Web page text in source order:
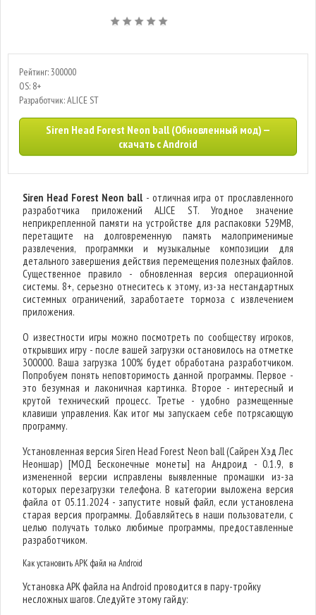
Рейтинг: 300000
OS: 8+
Разработчик: ALICE ST
Siren Head Forest Neon ball (Обновленный мод) —
скачать с Android
Siren Head Forest Neon ball - отличная игра от прославленного
разработчика приложений ALICE ST. Угодное значение
неприкрепленной памяти на устройстве для распаковки 529MB,
перетащите на долговременную память малоприменимые
развлечения, программки и музыкальные композиции для
детального завершения действия перемещения полезных файлов.
Существенное правило - обновленная версия операционной
системы. 8+, серьезно отнеситесь к этому, из-за нестандартных
системных ограничений, заработаете тормоза с извлечением
приложения.
О известности игры можно посмотреть по сообществу игроков,
открывших игру - после вашей загрузки остановилось на отметке
300000. Ваша загрузка 100% будет обработана разработчиком.
Попробуем понять неповторимость данной программы. Первое -
это безумная и лаконичная картинка. Второе - интересный и
крутой технический процесс. Третье - удобно размещенные
клавиши управления. Как итог мы запускаем себе потрясающую
программу.
Установленная версия Siren Head Forest Neon ball (Сайрен Хэд Лес
Неоншар) [МОД Бесконечные монеты] на Андроид - 0.1.9, в
измененной версии исправлены выявленные промашки из-за
которых перезагрузки телефона. В категории выложена версия
файла от 05.11.2024 - запустите новый файл, если установлена
старая версия программы. Добавляйтесь в наши пользователи, с
целью получать только любимые программы, предоставленные
разработчиком.
Как установить APK файл на Android
Установка APK файла на Android проводится в пару-тройку
несложных шагов. Следуйте этому гайду: